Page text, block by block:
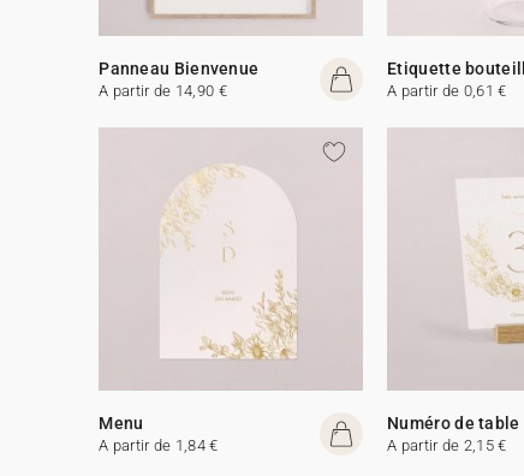
Panneau Bienvenue
A partir de 14,90 €
Etiquette
A partir de 0,61 €
Menu
A partir de 1,84 €
Numéro de table
A partir de 2,15 €